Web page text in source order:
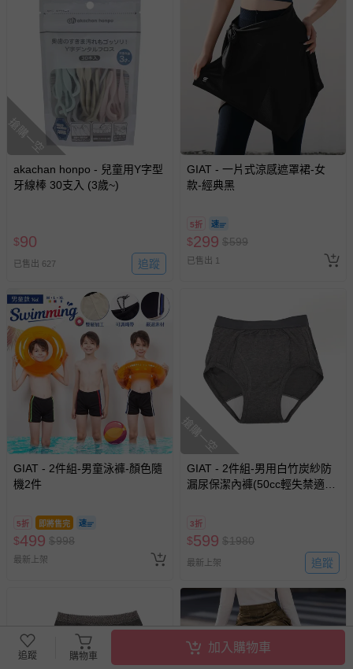
搶購一空
akachan honpo - 兒童用Y字型
牙線棒 30支入 (3歲~)
$90
已售出 627 追蹤
GIAT - 一片式涼感遮罩裙-女
款-經典黑
5折
$299 $599
已售出 1
GIAT - 2件組-男童泳褲-顏色隨
機2件
5折 即將售完
$499 $998
最新上架
搶購一空
GIAT - 2件組-男用白竹炭紗防
漏尿保潔內褲(50cc輕失禁適
3折
$599 $1980
最新上架 追蹤
追蹤 購物車
加入購物車